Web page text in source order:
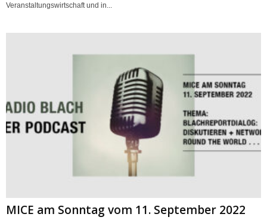
Veranstaltungswirtschaft und in...
MICE am Sonntag vom 11. September 2022